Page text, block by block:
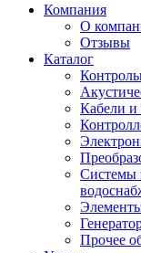
Компания
О
Отзывы
Каталог
Кабели и
Системы
Прочее